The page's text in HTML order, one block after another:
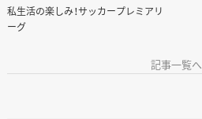
私生活の楽しみ！サッカープレミアリ
ーグ
記事一覧へ